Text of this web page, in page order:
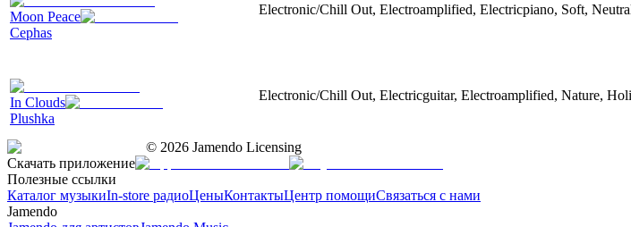
Moon Peace
Cephas
Electronic/Chill Out, Electroamplified, Electricpiano, Soft,
In Clouds
Plushka
Electronic/Chill Out, Electricguitar, Electroamplified, Nature,
© 2026 Jamendo Licensing
Скачать приложение
Полезные ссылки
Каталог музыкиIn-store радиоЦеныКонтактыЦентр помощиСвязаться с нами
Jamendo